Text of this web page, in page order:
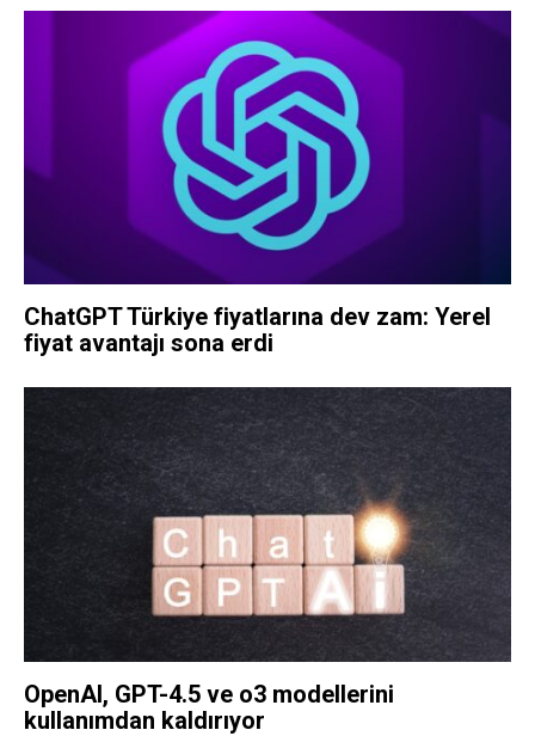
ChatGPT Türkiye fiyatlarına dev zam: Yerel
fiyat avantajı sona erdi
OpenAI, GPT-4.5 ve o3 modellerini
kullanımdan kaldırıyor